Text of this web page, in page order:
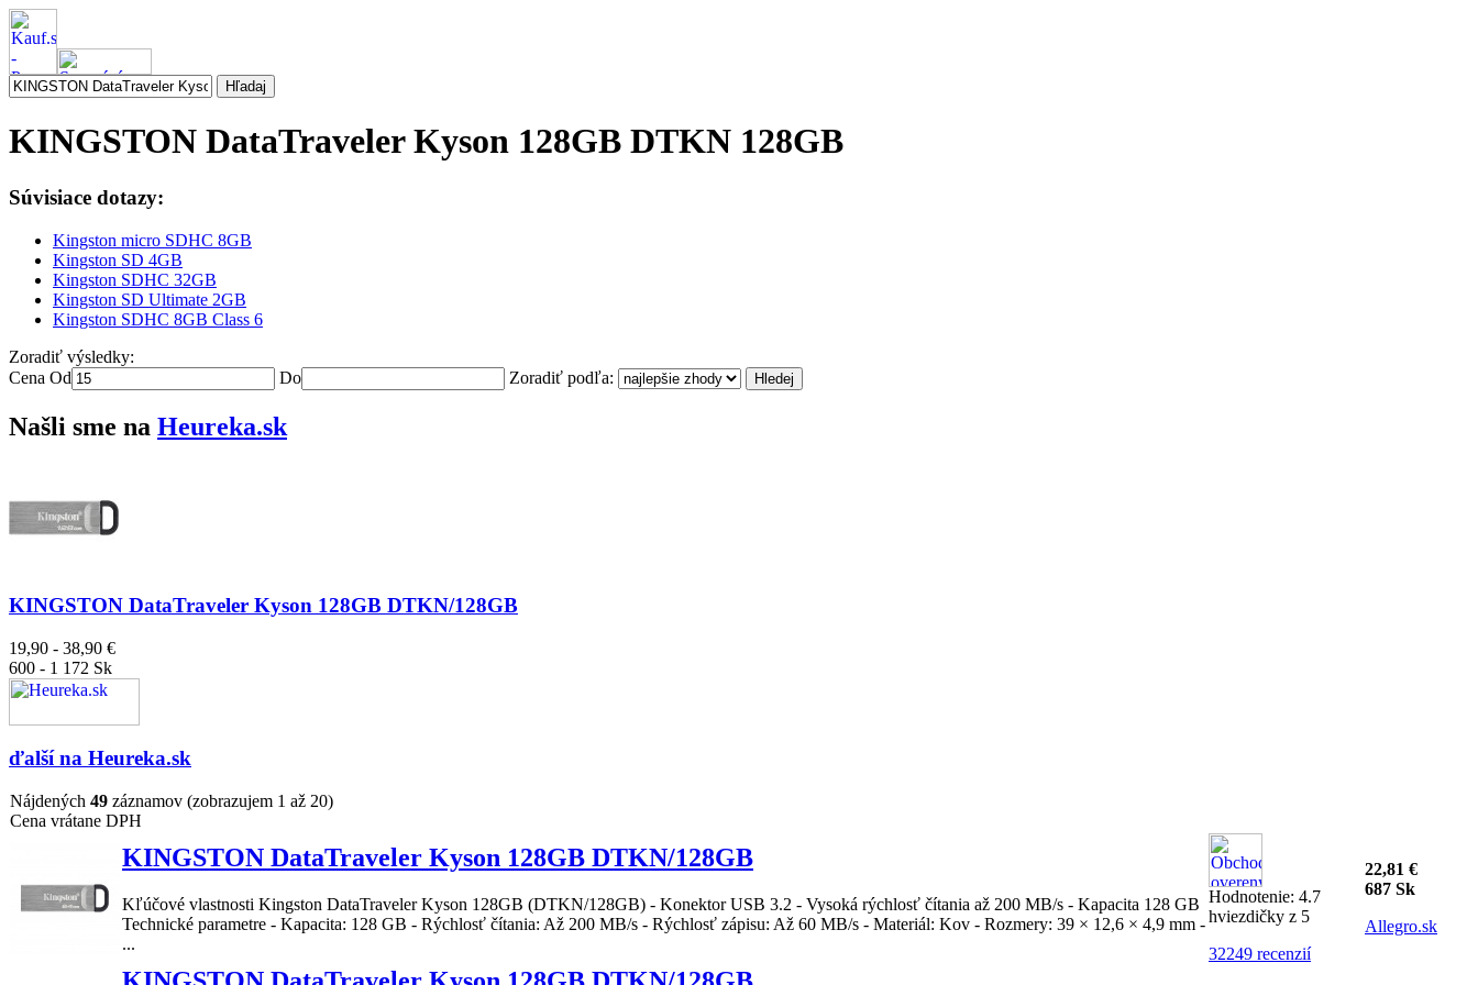
KINGSTON DataTraveler Kyson 128GB DTKN 128GB
Súvisiace dotazy:
Kingston micro SDHC 8GB
Kingston SD 4GB
Kingston SDHC 32GB
Kingston SD Ultimate 2GB
Kingston SDHC 8GB Class 6
Zoradiť výsledky:
Cena Od Do Zoradiť podľa:
Našli sme na Heureka.sk
KINGSTON DataTraveler Kyson 128GB DTKN/128GB
19,90 - 38,90 €
600 - 1 172 Sk
ďalší na Heureka.sk
Nájdených 49 záznamov (zobrazujem 1 až 20)
Cena vrátane DPH
KINGSTON DataTraveler Kyson 128GB DTKN/128GB
Kľúčové vlastnosti Kingston DataTraveler Kyson 128GB (DTKN/128GB) - Konektor USB 3.2 - Vysoká rýchlosť čítania až 200 MB/s - Kapacita 128 GB
Technické parametre - Kapacita: 128 GB - Rýchlosť čítania: Až 200 MB/s - Rýchlosť zápisu: Až 60 MB/s - Materiál: Kov - Rozmery: 39 × 12,6 × 4,9 mm -
...
Hodnotenie: 4.7
hviezdičky z 5
32249 recenzií
22,81 €
687 Sk
Allegro.sk